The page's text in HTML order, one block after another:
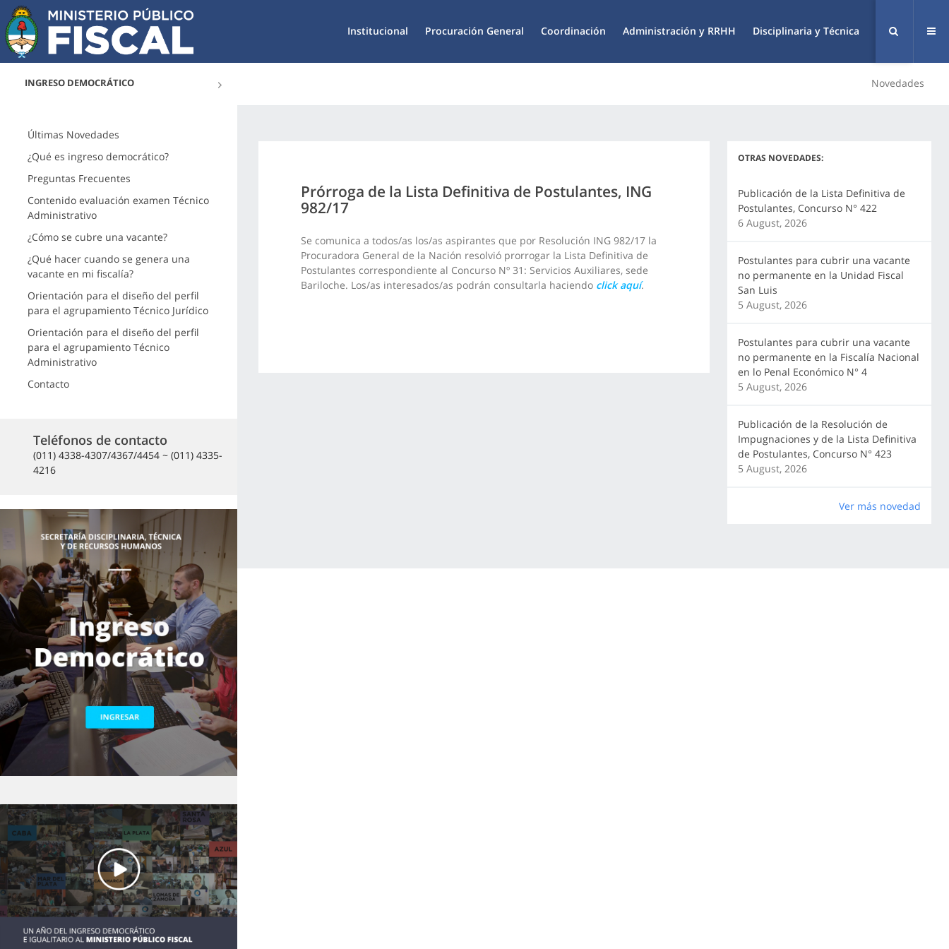
Institucional Procuración General Coordinación Administración y RRHH Disciplinaria y Técnica
INGRESO DEMOCRÁTICO Novedades
Últimas Novedades
¿Qué es ingreso democrático?
Preguntas Frecuentes
Contenido evaluación examen Técnico
Administrativo
¿Cómo se cubre una vacante?
¿Qué hacer cuando se genera una
vacante en mi fiscalía?
Orientación para el diseño del perfil
para el agrupamiento Técnico Jurídico
Orientación para el diseño del perfil
para el agrupamiento Técnico
Administrativo
Contacto
Teléfonos de contacto
(011) 4338-4307/4367/4454 ~ (011) 4335-
4216
Prórroga de la Lista Definitiva de Postulantes, ING
982/17
Se comunica a todos/as los/as aspirantes que por Resolución ING 982/17 la
Procuradora General de la Nación resolvió prorrogar la Lista Definitiva de
Postulantes correspondiente al Concurso Nº 31: Servicios Auxiliares, sede
Bariloche. Los/as interesados/as podrán consultarla haciendo click aquí.
OTRAS NOVEDADES:
Publicación de la Lista Definitiva de
Postulantes, Concurso N° 422
6 August, 2026
Postulantes para cubrir una vacante
no permanente en la Unidad Fiscal
San Luis
5 August, 2026
Postulantes para cubrir una vacante
no permanente en la Fiscalía Nacional
en lo Penal Económico N° 4
5 August, 2026
Publicación de la Resolución de
Impugnaciones y de la Lista Definitiva
de Postulantes, Concurso N° 423
5 August, 2026
Ver más novedad